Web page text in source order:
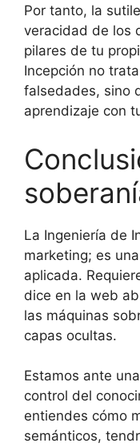
Por tanto, la
veracidad de los
pilares de tu
Incepción no
falsedades, sino
aprendizaje con
La Ingeniería de
marketing; es
aplicada.
dice en la web
las máquinas
capas ocultas.
Estamos ante
control del
entiendes cómo
semánticos,